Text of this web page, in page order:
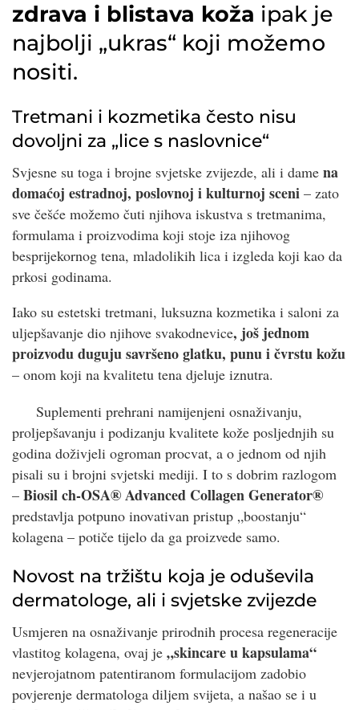
zdrava i blistava koža ipak je
najbolji „ukras“ koji možemo
nositi.
Tretmani i kozmetika često nisu
dovoljni za „lice s naslovnice“
Svjesne su toga i brojne svjetske zvijezde, ali i dame na
domaćoj estradnoj, poslovnoj i kulturnoj sceni – zato
sve češće možemo čuti njihova iskustva s tretmanima,
formulama i proizvodima koji stoje iza njihovog
besprijekornog tena, mladolikih lica i izgleda koji kao da
prkosi godinama.
Iako su estetski tretmani, luksuzna kozmetika i saloni za
uljepšavanje dio njihove svakodnevice, još jednom
proizvodu duguju savršeno glatku, punu i čvrstu kožu
– onom koji na kvalitetu tena djeluje iznutra.
Suplementi prehrani namijenjeni osnaživanju,
proljepšavanju i podizanju kvalitete kože posljednjih su
godina doživjeli ogroman procvat, a o jednom od njih
pisali su i brojni svjetski mediji. I to s dobrim razlogom
– Biosil ch-OSA® Advanced Collagen Generator®
predstavlja potpuno inovativan pristup „boostanju“
kolagena – potiče tijelo da ga proizvede samo.
Novost na tržištu koja je oduševila
dermatologe, ali i svjetske zvijezde
Usmjeren na osnaživanje prirodnih procesa regeneracije
vlastitog kolagena, ovaj je „skincare u kapsulama“
nevjerojatnom patentiranom formulacijom zadobio
povjerenje dermatologa diljem svijeta, a našao se i u